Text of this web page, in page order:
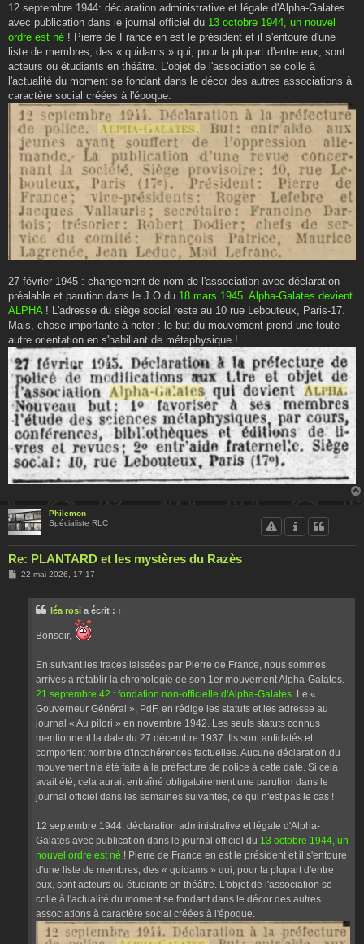
12 septembre 1944: déclaration administrative et légale d'Alpha-Galates
avec publication dans le journal officiel du 13 octobre 1944, un nouvel
ordre est né ! Pierre de France en est le président et il s'entoure d'une
liste de membres, des « quidams » qui, pour la plupart d'entre eux, sont
acteurs ou étudiants en théâtre. L'objet de l'association se colle à
l'actualité du moment se fondant dans le décor des autres associations à
caractère social créées à l'époque.
27 février 1945 : changement de nom de l'association avec déclaration
préalable et parution dans le J.O du 18 mars 1945. Alpha-Galates devient
ALPHA ! L'adresse du siège social reste au 10 rue Lebouteux, Paris-17.
Mais, chose importante à noter : le but du mouvement prend une toute
autre orientation en s'habillant de métaphysique !
Philemon
Spécialiste RLC
Re: PLANTARD et les mystères du Razès
M22 mai 2026, 17:17
léa rosi a écrit : ↑
Bonsoir,
En suivant les traces laissées par Pierre de France, nous sommes
arrivés à rétablir la chronologie de son 1er mouvement Alpha-Galates.
21 septembre 42 : fondation non-officielle d'Alpha-Galates. Le «
Gouverneur Général », PdF, en rédige les statuts et les adresse au
journal « Au pilori » en novembre 1942. Les seuls statuts connus
mentionnent la date du 27 décembre 1937. Ils sont antidatés et
comportent nombre d'incohérences factuelles. Aucune déclaration du
mouvement n'a été faite à la préfecture de police à cette date. Si cela
avait été, cela aurait entraîné obligatoirement une parution dans le
journal officiel dans les semaines suivantes, ce qui n'est pas le cas !
12 septembre 1944: déclaration administrative et légale d'Alpha-
Galates avec publication dans le journal officiel du 13 octobre 1944, un
nouvel ordre est né ! Pierre de France en est le président et il s'entoure
d'une liste de membres, des « quidams » qui, pour la plupart d'entre
eux, sont acteurs ou étudiants en théâtre. L'objet de l'association se
colle à l'actualité du moment se fondant dans le décor des autres
associations à caractère social créées à l'époque.